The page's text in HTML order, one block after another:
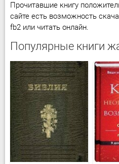
Прочитавшие книгу
сайте есть возможность
fb2 или читать онлайн.
Популярные книги